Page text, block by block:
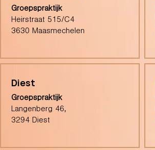
Groepspraktijk
Heirstraat 515/C4
3630 Maasmechelen
Diest
Groepspraktijk
Langenberg 46,
3294 Diest